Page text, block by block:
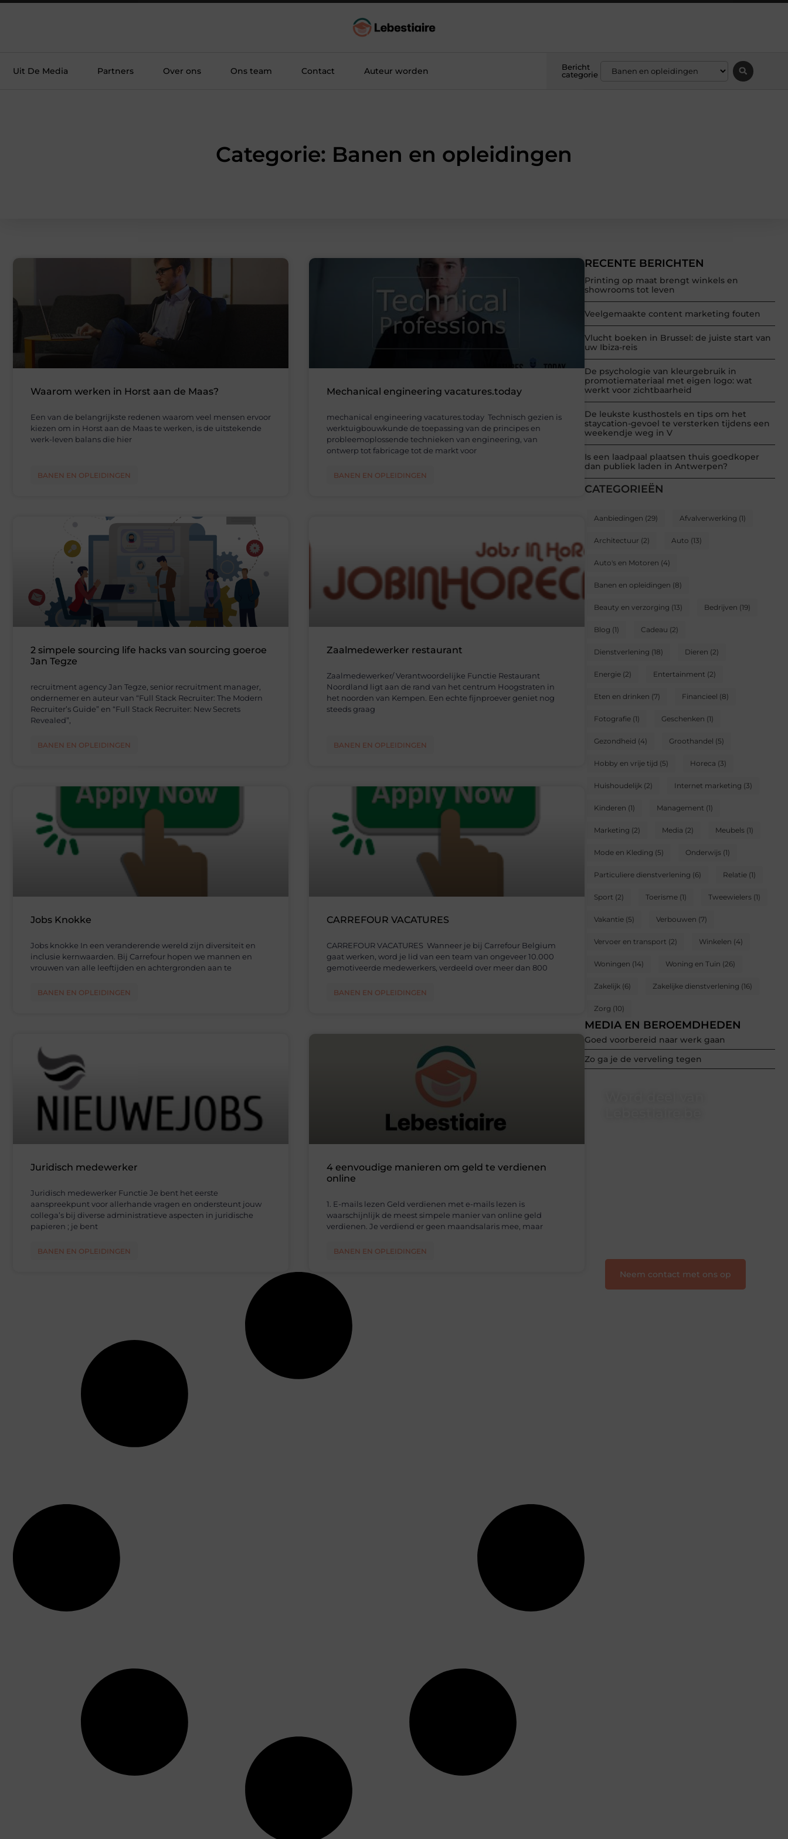
Uit De Media Partners Over ons Ons team Contact Auteur worden
Bericht
categorie
Categorie: Banen en opleidingen
RECENTE BERICHTEN
Printing op maat brengt winkels en
showrooms tot leven
Veelgemaakte content marketing fouten
Vlucht boeken in Brussel: de juiste start van
uw Ibiza-reis
De psychologie van kleurgebruik in
promotiemateriaal met eigen logo: wat
werkt voor zichtbaarheid
De leukste kusthostels en tips om het
staycation-gevoel te versterken tijdens een
weekendje weg in V
Is een laadpaal plaatsen thuis goedkoper
dan publiek laden in Antwerpen?
CATEGORIEËN
Aanbiedingen (29) Afvalverwerking (1)
Architectuur (2) Auto (13)
Auto's en Motoren (4)
Banen en opleidingen (8)
Beauty en verzorging (13) Bedrijven (19)
Blog (1) Cadeau (2)
Dienstverlening (18) Dieren (2)
Energie (2) Entertainment (2)
Eten en drinken (7) Financieel (8)
Fotografie (1) Geschenken (1)
Gezondheid (4) Groothandel (5)
Hobby en vrije tijd (5) Horeca (3)
Huishoudelijk (2) Internet marketing (3)
Kinderen (1) Management (1)
Marketing (2) Media (2) Meubels (1)
Mode en Kleding (5) Onderwijs (1)
Particuliere dienstverlening (6) Relatie (1)
Sport (2) Toerisme (1) Tweewielers (1)
Vakantie (5) Verbouwen (7)
Vervoer en transport (2) Winkelen (4)
Woningen (14) Woning en Tuin (26)
Zakelijk (6) Zakelijke dienstverlening (16)
Zorg (10)
MEDIA EN BEROEMDHEDEN
Goed voorbereid naar werk gaan
Zo ga je de verveling tegen
Neem contact met ons op
Waarom werken in Horst aan de Maas?
Een van de belangrijkste redenen waarom veel mensen ervoor
kiezen om in Horst aan de Maas te werken, is de uitstekende
werk-leven balans die hier
BANEN EN OPLEIDINGEN
Mechanical engineering vacatures.today
mechanical engineering vacatures.today Technisch gezien is
werktuigbouwkunde de toepassing van de principes en
probleemoplossende technieken van engineering, van
ontwerp tot fabricage tot de markt voor
BANEN EN OPLEIDINGEN
2 simpele sourcing life hacks van sourcing goeroe
Jan Tegze
recruitment agency Jan Tegze, senior recruitment manager,
ondernemer en auteur van “Full Stack Recruiter: The Modern
Recruiter’s Guide” en “Full Stack Recruiter: New Secrets
Revealed”,
BANEN EN OPLEIDINGEN
Zaalmedewerker restaurant
Zaalmedewerker/ Verantwoordelijke Functie Restaurant
Noordland ligt aan de rand van het centrum Hoogstraten in
het noorden van Kempen. Een echte fijnproever geniet nog
steeds graag
BANEN EN OPLEIDINGEN
Jobs Knokke
Jobs knokke In een veranderende wereld zijn diversiteit en
inclusie kernwaarden. Bij Carrefour hopen we mannen en
vrouwen van alle leeftijden en achtergronden aan te
BANEN EN OPLEIDINGEN
CARREFOUR VACATURES
CARREFOUR VACATURES Wanneer je bij Carrefour Belgium
gaat werken, word je lid van een team van ongeveer 10.000
gemotiveerde medewerkers, verdeeld over meer dan 800
BANEN EN OPLEIDINGEN
Juridisch medewerker
Juridisch medewerker Functie Je bent het eerste
aanspreekpunt voor allerhande vragen en ondersteunt jouw
collega’s bij diverse administratieve aspecten in juridische
papieren ; je bent
BANEN EN OPLEIDINGEN
4 eenvoudige manieren om geld te verdienen
online
1. E-mails lezen Geld verdienen met e-mails lezen is
waarschijnlijk de meest simpele manier van online geld
verdienen. Je verdiend er geen maandsalaris mee, maar
BANEN EN OPLEIDINGEN